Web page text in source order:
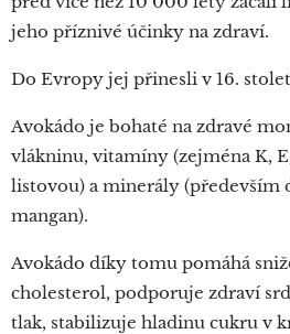
jeho příznivé účinky na zdraví.
Do Evropy jej přinesli v 16.
Avokádo je bohaté na zdravé
vlákninu, vitamíny (zejména K,
listovou) a minerály (především
mangan).
Avokádo díky tomu pomáhá
cholesterol, podporuje zdraví
tlak, stabilizuje hladinu cukru v